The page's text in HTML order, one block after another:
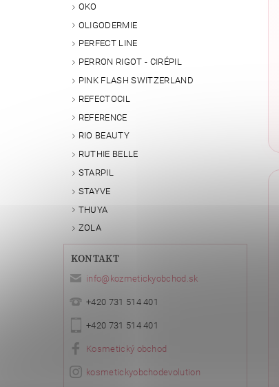
OKO
OLIGODERMIE
PERFECT LINE
PERRON RIGOT - CIRÉPIL
PINK FLASH SWITZERLAND
REFECTOCIL
REFERENCE
RIO BEAUTY
RUTHIE BELLE
STARPIL
STAYVE
THUYA
ZOLA
KONTAKT
info@ kozmetickyobchod.sk
+420 731 514 401
+420 731 514 401
Kosmetický obchod
kosmetickyobchodevolution